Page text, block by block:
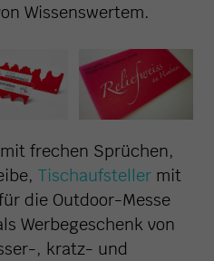
Wissenswertem.
frechen Sprüchen,
Tischaufsteller mit
die Outdoor-Messe
Werbegeschenk von
, kratz- und